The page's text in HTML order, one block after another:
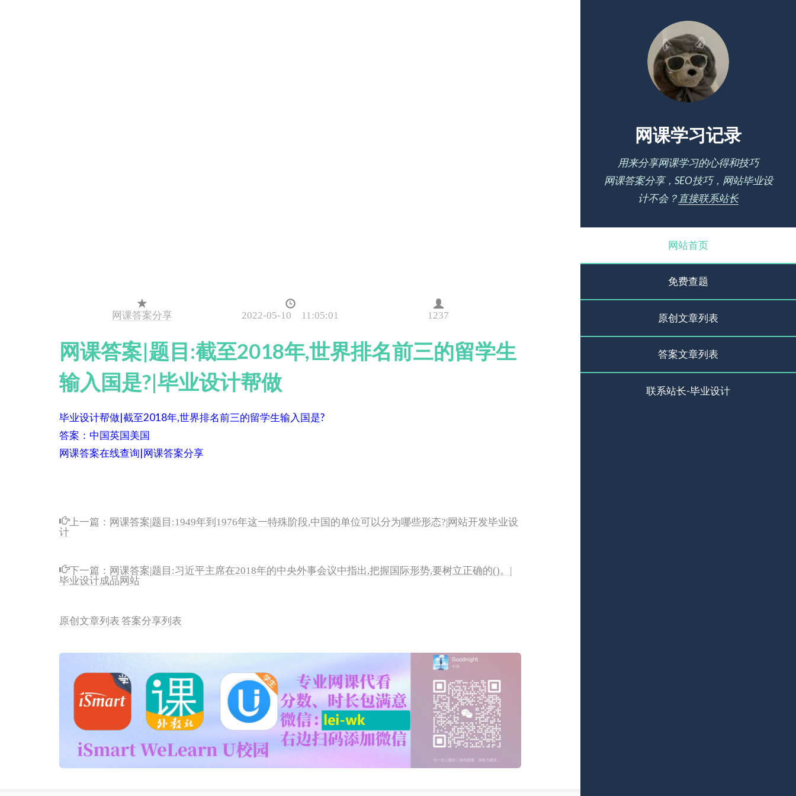
网课学习记录
用来分享网课学习的心得和技巧
网课答案分享，SEO技巧，网站毕业设
计不会？ 直接联系站长
网站首页
免费查题
原创文章列表
答案文章列表
联系站长-毕业设计
网课答案分享 2022-05-10 11:05:01 1237
网课答案|题目:截至2018年,世界排名前三的留学生
输入国是?|毕业设计帮做
毕业设计帮做|截至2018年,世界排名前三的留学生输入国是?
答案：中国英国美国
网课答案在线查询|网课答案分享
上一篇： 网课答案|题目:1949年到1976年这一特殊阶段,中国的单位可以分为哪些形态?|网站开发毕业设
计
下一篇： 网课答案|题目:习近平主席在2018年的中央外事会议中指出,把握国际形势,要树立正确的()。|
毕业设计成品网站
原创文章列表答案分享列表